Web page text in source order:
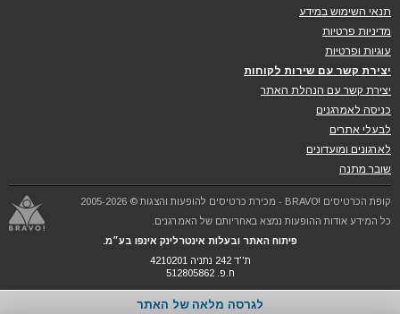
תנאי השימוש במידע
מדיניות פרטיות
עוגיות ופרטיות
יצירת קשר עם שירות לקוחות
יצירת קשר עם הנהלת האתר
כניסה לאמרגנים
לבעלי אתרים
לארגונים ומועדונים
שובר מתנה
קופת הכרטיסים !BRAVO - מכירת כרטיסים להופעות והצגות © 2005-2026
כל המידע אודות ההופעות נמצא באחריותם של האמרגנים.
פיתוח האתר ובעלות אינטרלינק אינפו בע״מ.
ת''ד 242 נתניה 4210201
ח.פ. 512805862
לגרסה מלאה של האתר